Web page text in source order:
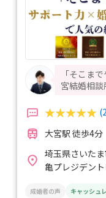
「そこま
宮結婚相談
大宮駅 徒歩4分
埼玉県さいた
亀プレジデン
成婚者の声 キャッシュ